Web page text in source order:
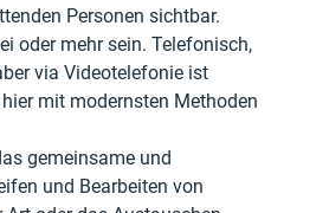
Personen sichtbar.
oder mehr sein. Telefonisch,
via Videotelefonie ist
mit modernsten Methoden
gemeinsame und
und Bearbeiten von